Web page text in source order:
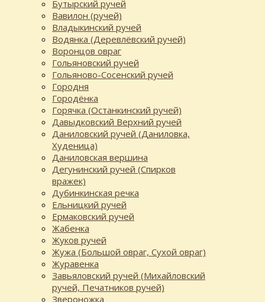
Бутырский ручей
Вавилон (ручей)
Владыкинский ручей
Водянка (Деревлёвский ручей)
Воронцов овраг
Гольяновский ручей
Гольяново-Сосенский ручей
Городня
Городёнка
Горячка (Останкинский ручей)
Давыдковский Верхний ручей
Даниловский ручей (Даниловка,
Худеница)
Даниловская вершина
Дегунинский ручей (Спирков
вражек)
Дубинкинская речка
Ельницкий ручей
Ермаковский ручей
Жабенка
Жуков ручей
Жужа (Большой овраг, Сухой овраг)
Журавенка
Завьяловский ручей (Михайловский
ручей, Печатников ручей)
Звероножка